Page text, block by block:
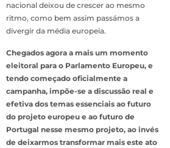
nacional deixou de crescer ao mesmo
ritmo, como bem assim passámos a
divergir da média europeia.
Chegados agora a mais um momento
eleitoral para o Parlamento Europeu, e
tendo começado oficialmente a
campanha, impõe-se a discussão real e
efetiva dos temas essenciais ao futuro
do projeto europeu e ao futuro de
Portugal nesse mesmo projeto, ao invés
de deixarmos transformar mais este ato